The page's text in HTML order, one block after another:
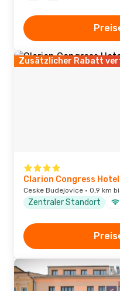
Zusätzlicher Rabatt
Clarion Congress
Ceske Budejovice · 0,9 km
Zentraler Standort